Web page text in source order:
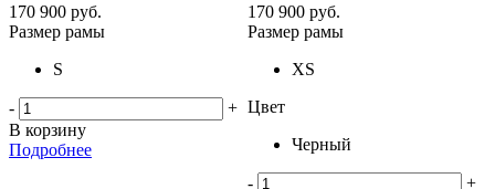
170 900 руб.
Размер рамы
S
-
+
В корзину
Подробнее
170 900 руб.
Размер рамы
XS
Цвет
Черный
-
+